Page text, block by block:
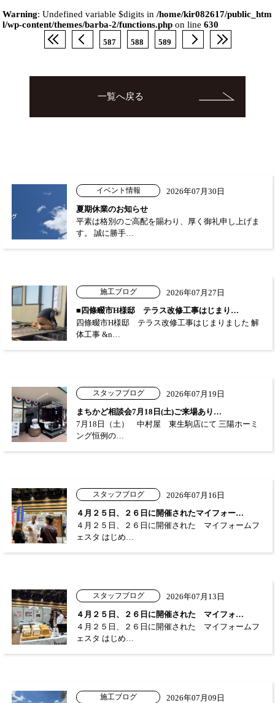
Warning: Undefined variable $digits in/home/kir082617/public_htm
l/wp-content/themes/barba-2/functions.php on line630
587 588 589
一覧へ戻る
イベント情報
2026年07月30日
夏期休業のお知らせ
平素は格別のご高配を賜わり、厚く御礼申し上げま
す。 誠に勝手…
施工ブログ
2026年07月27日
■四條畷市H様邸 テラス改修工事はじまり…
四條畷市H様邸 テラス改修工事はじまりました 解
体工事 &n…
スタッフブログ
2026年07月19日
まちかど相談会7月18日(土)ご来場あり…
7月18日（土） 中村屋 東生駒店にて 三陽ホーミ
ング恒例の…
スタッフブログ
2026年07月16日
４月２５日、２６日に開催されたマイフォー…
４月２５日、２６日に開催された マイフォームフ
ェスタ はじめ…
スタッフブログ
2026年07月13日
４月２５日、２６日に開催された マイフォ…
４月２５日、２６日に開催された マイフォームフ
ェスタ はじめ…
施工ブログ 2026年07月09日